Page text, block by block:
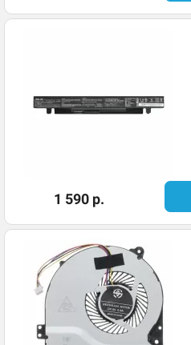
1 590 р.